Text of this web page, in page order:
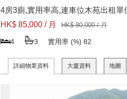
4房3廁,實用率高,連車位木苑出租單
HK$ 85,000 / 月
HK$ 80,000 / 月
4 3 實用率 (%) 82
詳細物業資料 大廈資料 地圖